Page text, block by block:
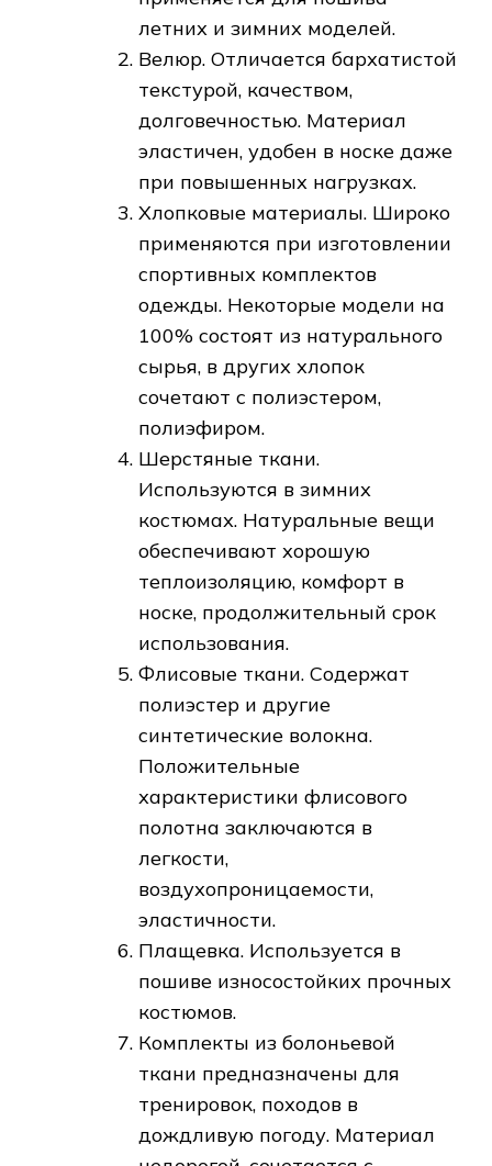
летних и зимних моделей.
Велюр. Отличается бархатистой
текстурой, качеством,
долговечностью. Материал
эластичен, удобен в носке даже
при повышенных нагрузках.
Хлопковые материалы. Широко
применяются при изготовлении
спортивных комплектов
одежды. Некоторые модели на
100% состоят из натурального
сырья, в других хлопок
сочетают с полиэстером,
полиэфиром.
Шерстяные ткани.
Используются в зимних
костюмах. Натуральные вещи
обеспечивают хорошую
теплоизоляцию, комфорт в
носке, продолжительный срок
использования.
Флисовые ткани. Содержат
полиэстер и другие
синтетические волокна.
Положительные
характеристики флисового
полотна заключаются в
легкости,
воздухопроницаемости,
эластичности.
Плащевка. Используется в
пошиве износостойких прочных
костюмов.
Комплекты из болоньевой
ткани предназначены для
тренировок, походов в
дождливую погоду. Материал